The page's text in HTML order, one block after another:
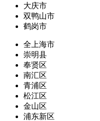
大庆市
双鸭山市
鹤岗市
全上海市
崇明县
奉贤区
南汇区
青浦区
松江区
金山区
浦东新区